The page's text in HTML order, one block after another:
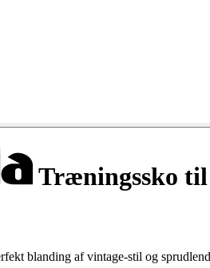
Træningssko
blanding af vintage-stil og